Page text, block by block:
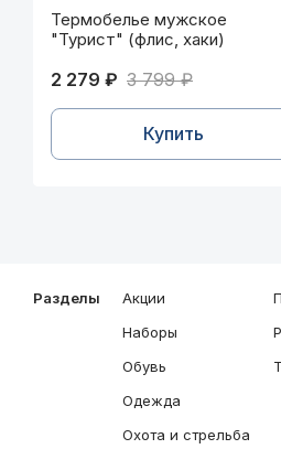
Термобелье мужское
Термобелье мужское
"Турист" (флис, хаки)
2 279 ₽ 3 799 ₽
Купить
Разделы
Акции
Наборы
Обувь
Одежда
Охота и стрельба